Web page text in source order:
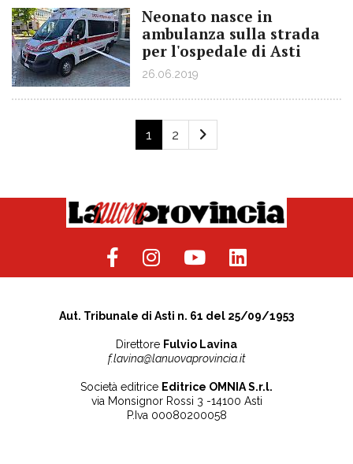
Neonato nasce in
ambulanza sulla strada
per l'ospedale di Asti
26.06.2019
1 2
Aut. Tribunale di Asti n. 61 del 25/09/1953
Direttore Fulvio Lavina
f.lavina@lanuovaprovincia.it
Società editrice Editrice OMNIA S.r.l.
via Monsignor Rossi 3 -14100 Asti
P.Iva 00080200058